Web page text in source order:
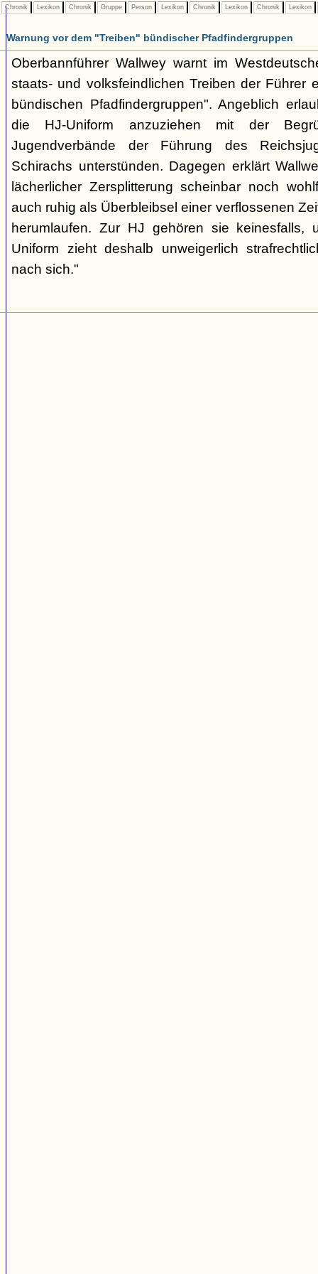
Chronik Lexikon Chronik Gruppe Person Lexikon Chronik Lexikon Chronik Lexikon
Warnung vor dem "Treiben" bündischer Pfadfindergruppen
Oberbannführer Wallwey warnt im
staats- und volksfeindlichen Treiben der Führer
bündischen Pfadfindergruppen". Angeblich
die HJ-Uniform anzuziehen mit der
Jugendverbände der Führung des
Schirachs unterstünden. Dagegen erklärt
lächerlicher Zersplitterung scheinbar noch
auch ruhig als Überbleibsel einer verflossenen
herumlaufen. Zur HJ gehören sie keinesfalls,
Uniform zieht deshalb unweigerlich
nach sich."